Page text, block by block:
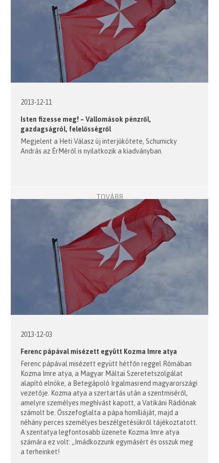
2013-12-11
Isten fizesse meg! – Vallomások pénzről,
gazdagságról, felelősségről
Megjelent a Heti Válasz új interjúkötete, Schumicky
András az ÉrMéről is nyilatkozik a kiadványban.
TOVÁBB
2013-12-03
Ferenc pápával misézett együtt Kozma Imre atya
Ferenc pápával misézett együtt hétfőn reggel Rómában
Kozma Imre atya, a Magyar Máltai Szeretetszolgálat
alapító elnöke, a Betegápoló Irgalmasrend magyarországi
vezetője. Kozma atya a szertartás után a szentmiséről,
amelyre személyes meghívást kapott, a Vatikáni Rádiónak
számolt be. Összefoglalta a pápa homíliáját, majd a
néhány perces személyes beszélgetésükről tájékoztatott.
A szentatya legfontosabb üzenete Kozma Imre atya
számára ez volt: „Imádkozzunk egymásért és osszuk meg
a terheinket!